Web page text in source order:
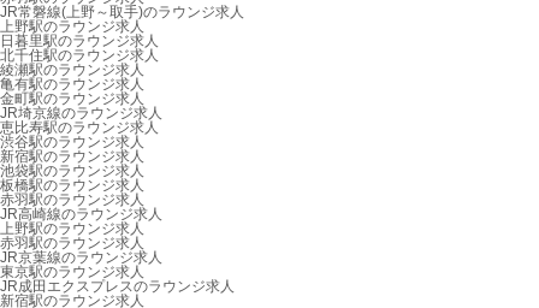
JR常磐線(上野～取手)のラウンジ求人
上野駅のラウンジ求人
日暮里駅のラウンジ求人
北千住駅のラウンジ求人
綾瀬駅のラウンジ求人
亀有駅のラウンジ求人
金町駅のラウンジ求人
JR埼京線のラウンジ求人
恵比寿駅のラウンジ求人
渋谷駅のラウンジ求人
新宿駅のラウンジ求人
池袋駅のラウンジ求人
板橋駅のラウンジ求人
赤羽駅のラウンジ求人
JR高崎線のラウンジ求人
上野駅のラウンジ求人
赤羽駅のラウンジ求人
JR京葉線のラウンジ求人
東京駅のラウンジ求人
JR成田エクスプレスのラウンジ求人
新宿駅のラウンジ求人